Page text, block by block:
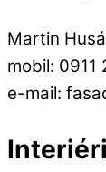
Martin
mobil: 0911
e-mail: